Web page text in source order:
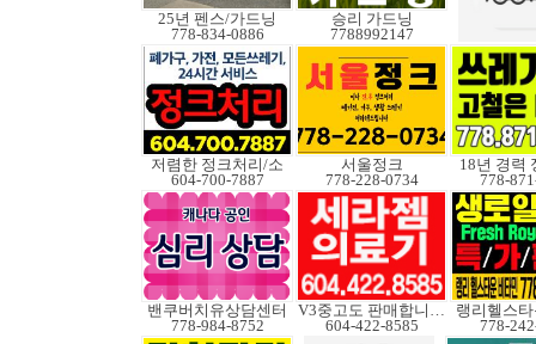
25년 펜스/가드닝
778-834-0886
승리 가드닝
7788992147
저렴한 정크처리/소
604-700-7887
서울정크
778-228-0734
18년 경력
778-
밴쿠버치유상담센터
778-984-8752
V3중고도 판매합니다.
604-422-8585
랭리헬스
778-